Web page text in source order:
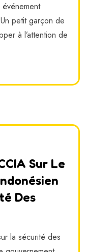
petit garçon de
à l’attention de
Sur Le
Des
la sécurité des